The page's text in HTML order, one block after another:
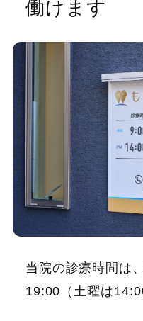
働けます
当院の診療時間は
19:00（土曜は